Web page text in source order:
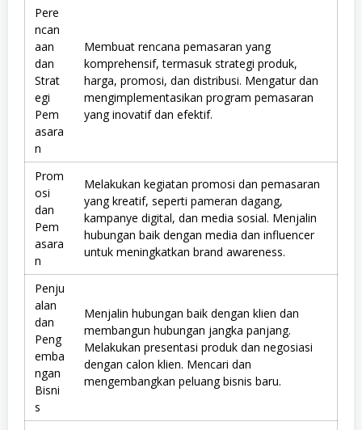
Pere
ncan
aan
dan
Strat
egi
Pem
asara
n
Membuat rencana pemasaran yang
komprehensif, termasuk strategi produk,
harga, promosi, dan distribusi. Mengatur dan
mengimplementasikan program pemasaran
yang inovatif dan efektif.
Prom
osi
dan
Pem
asara
n
Melakukan kegiatan promosi dan pemasaran
yang kreatif, seperti pameran dagang,
kampanye digital, dan media sosial. Menjalin
hubungan baik dengan media dan influencer
untuk meningkatkan brand awareness.
Penju
alan
dan
Peng
emba
ngan
Bisni
s
Menjalin hubungan baik dengan klien dan
membangun hubungan jangka panjang.
Melakukan presentasi produk dan negosiasi
dengan calon klien. Mencari dan
mengembangkan peluang bisnis baru.